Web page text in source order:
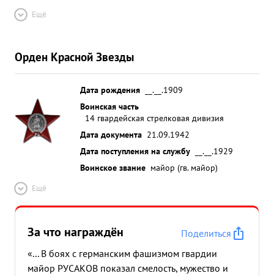
Ещё
Орден Красной Звезды
Дата рождения
__.__.1909
Воинская часть
14 гвардейская стрелковая дивизия
Дата документа 21.09.1942
Дата поступления на службу
__.__.1929
Воинское звание майор (гв. майор)
Ещё
За что награждён
Поделиться
«... В боях с германским фашизмом гвардии
майор РУСАКОВ показал смелость, мужество и